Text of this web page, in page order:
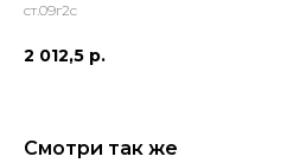
ст.09г2с
2 012,5 р.
Смотри так же